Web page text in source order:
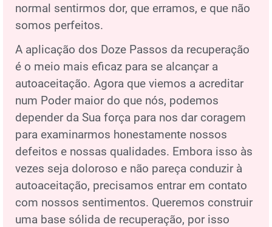
normal sentirmos dor, que erramos, e que não
somos perfeitos.
A aplicação dos Doze Passos da recuperação
é o meio mais eficaz para se alcançar a
autoaceitação. Agora que viemos a acreditar
num Poder maior do que nós, podemos
depender da Sua força para nos dar coragem
para examinarmos honestamente nossos
defeitos e nossas qualidades. Embora isso às
vezes seja doloroso e não pareça conduzir à
autoaceitação, precisamos entrar em contato
com nossos sentimentos. Queremos construir
uma base sólida de recuperação, por isso